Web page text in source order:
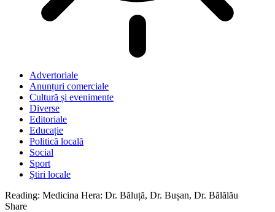
Advertoriale
Anunțuri comerciale
Cultură și evenimente
Diverse
Editoriale
Educație
Politică locală
Social
Sport
Știri locale
Reading: Medicina Hera: Dr. Băluță, Dr. Bușan, Dr. Bălălău
Share